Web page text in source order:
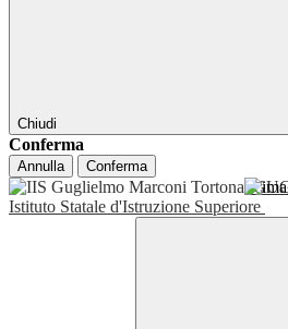
Chiudi
Conferma
Annulla Conferma
Istituto Statale d'Istruzione Superiore